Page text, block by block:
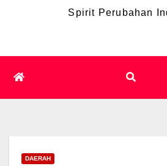
Spirit Perubahan
DAERAH